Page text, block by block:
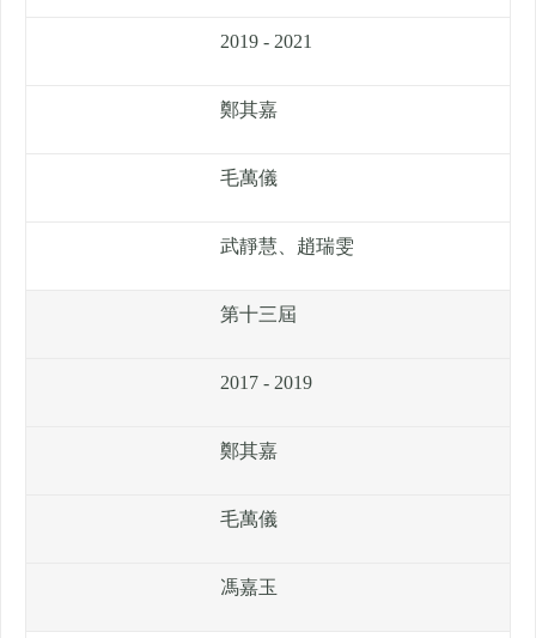
2019 - 2021
鄭其嘉
毛萬儀
武靜慧、趙瑞雯
第十三屆
2017 - 2019
鄭其嘉
毛萬儀
馮嘉玉